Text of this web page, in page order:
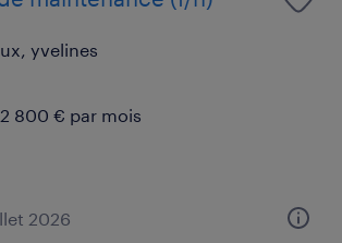
yvelines
800 € par mois
2026